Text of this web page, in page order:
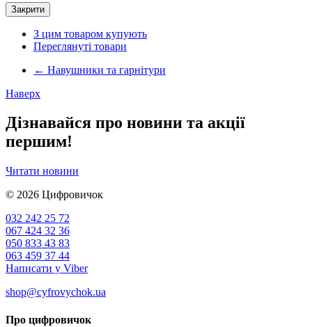
Закрити
З цим товаром купують
Переглянуті товари
← Навушники та гарнітури
Наверх
Дізнавайся про новини та акції
першим!
Читати новини
© 2026 Цифровичок
032 242 25 72
067 424 32 36
050 833 43 83
063 459 37 44
Написати у Viber
shop@cyfrovychok.ua
Про цифровичок